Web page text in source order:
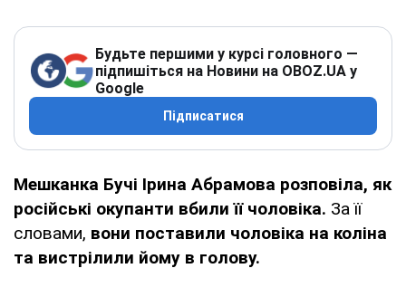
Будьте першими у курсі головного —
підпишіться на Новини на OBOZ.UA у
Google
Підписатися
Мешканка Бучі Ірина Абрамова розповіла, як
російські окупанти вбили її чоловіка. За її
словами, вони поставили чоловіка на коліна
та вистрілили йому в голову.